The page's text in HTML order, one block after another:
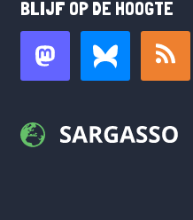
BLIJF OP DE HOOGTE